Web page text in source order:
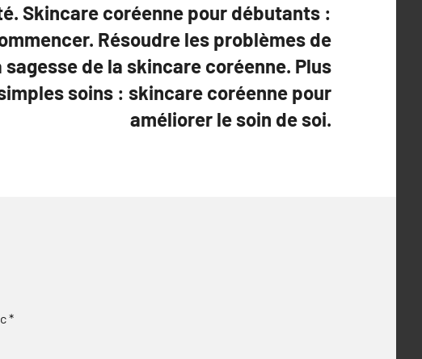
Skincare coréenne pour débutants :
Résoudre les problèmes de
sagesse de la skincare coréenne. Plus
soins : skincare coréenne pour
améliorer le soin de soi.
*